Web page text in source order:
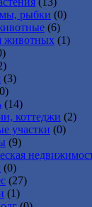
рыбки (0)
(6)
животных (1)
(3)
(14)
коттеджи (2)
участки (0)
(9)
(0)
(27)
(1)